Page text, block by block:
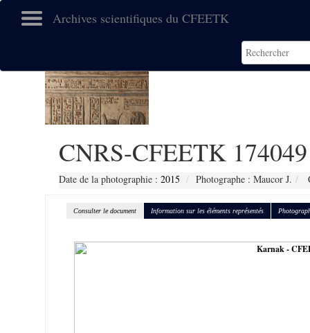
Archives scientifiques du CFEETK
CNRS-CFEETK 174049
Date de la photographie : 2015 Photographe : Maucor J.
Consulter le document Information sur les éléments représentés